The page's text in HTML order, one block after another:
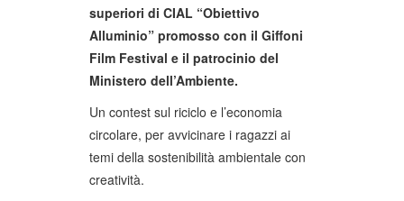
superiori di CIAL “Obiettivo
Alluminio” promosso con il Giffoni
Film Festival e il patrocinio del
Ministero dell’Ambiente.
Un contest sul riciclo e l’economia
circolare, per avvicinare i ragazzi ai
temi della sostenibilità ambientale con
creatività.